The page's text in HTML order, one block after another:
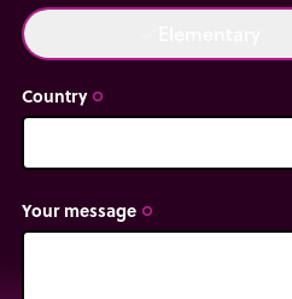
Country trip_origin
Your message trip_origin